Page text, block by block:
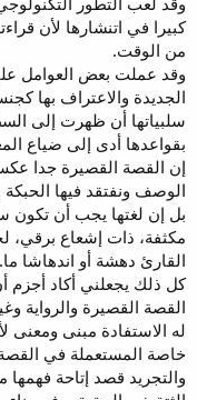
كبيرا في اتنشارها لأن
من الوقت.
وقد عملت بعض العوامل على
الجديدة والاعتراف بها
سلبياتها أن ظهرت إلى
بقواعدها أدى إلى ضياع
إن القصة القصيرة جدا
الوصف ونفتقد فيها
بل إن لغتها يجب أن تكون
مكثفة، ذات إشعاع برقي،
القارئ دهشة أو اندهاشا ما.
كل ذلك يجعلني أكاد أجزم
القصة القصيرة والرواية
له الاستفادة مبنى ومعنى
خاصة المستعملة في
والتجريد قصد إتاحة